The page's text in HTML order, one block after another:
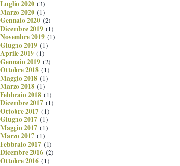
Luglio 2020 (3)
Marzo 2020 (1)
Gennaio 2020 (2)
Dicembre 2019 (1)
Novembre 2019 (1)
Giugno 2019 (1)
Aprile 2019 (1)
Gennaio 2019 (2)
Ottobre 2018 (1)
Maggio 2018 (1)
Marzo 2018 (1)
Febbraio 2018 (1)
Dicembre 2017 (1)
Ottobre 2017 (1)
Giugno 2017 (1)
Maggio 2017 (1)
Marzo 2017 (1)
Febbraio 2017 (1)
Dicembre 2016 (2)
Ottobre 2016 (1)